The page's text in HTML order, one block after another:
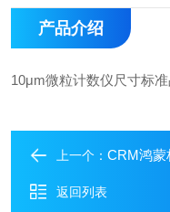
产品介绍
10μm微粒计数仪尺寸标准
上一个： CRM鸿蒙
返回列表